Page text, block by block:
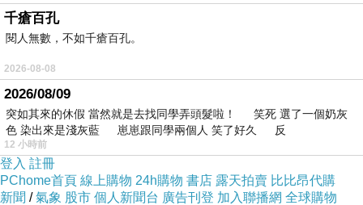
做好了會現場叫號，圖中的外帶盒是半隻鴨片，過去一點有黑色窗花圖
案的是全鴨外帶盒
千瘡百孔
閱人無數，不如千瘡百孔。
2026-08-08
2026/08/09
突如其來的休假 當然就是去找同學弄頭髮啦！ 笑死 選了一個奶灰
色 染出來是淺灰藍 崽崽跟同學兩個人 笑了好久 反
12 小時前
登入 註冊
PChome首頁 線上購物 24h購物 書店 露天拍賣 比比昂代購
新聞 /氣象 股市 個人新聞台 廣告刊登 加入聯播網 全球購物